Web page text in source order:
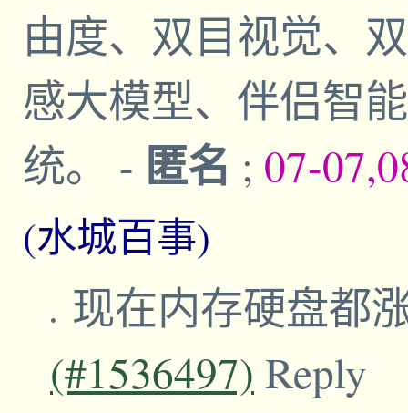
由度、双目视觉、
感大模型、伴侣智
统。 - 匿名 ; 07-
(水城百事)
现在内存硬盘都
(#1536497) Reply